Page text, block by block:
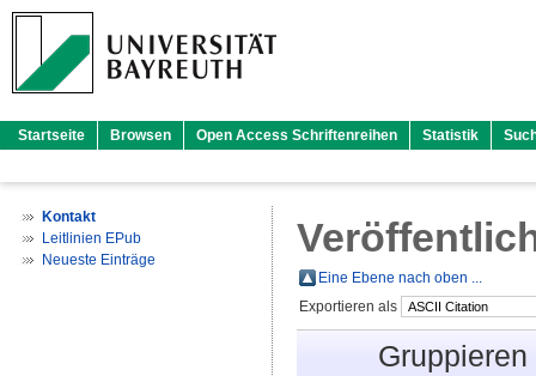
Startseite Browsen Open Access Schriftenreihen Statistik
Kontakt
Leitlinien EPub
Neueste Einträge
Eine Ebene nach oben ...
Exportieren als